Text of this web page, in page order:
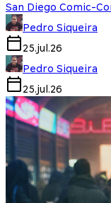
San Diego Comic-
Pedro Siqueira
25.jul.26
Pedro Siqueira
25.jul.26